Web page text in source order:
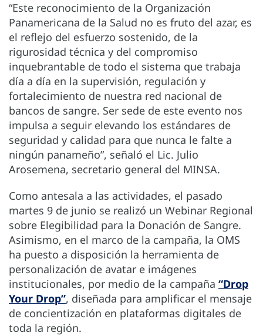
“Este reconocimiento de la Organización
Panamericana de la Salud no es fruto del azar, es
el reflejo del esfuerzo sostenido, de la
rigurosidad técnica y del compromiso
inquebrantable de todo el sistema que trabaja
día a día en la supervisión, regulación y
fortalecimiento de nuestra red nacional de
bancos de sangre. Ser sede de este evento nos
impulsa a seguir elevando los estándares de
seguridad y calidad para que nunca le falte a
ningún panameño”, señaló el Lic. Julio
Arosemena, secretario general del MINSA.
Como antesala a las actividades, el pasado
martes 9 de junio se realizó un Webinar Regional
sobre Elegibilidad para la Donación de Sangre.
Asimismo, en el marco de la campaña, la OMS
ha puesto a disposición la herramienta de
personalización de avatar e imágenes
institucionales, por medio de la campaña “Drop
Your Drop”, diseñada para amplificar el mensaje
de concientización en plataformas digitales de
toda la región.